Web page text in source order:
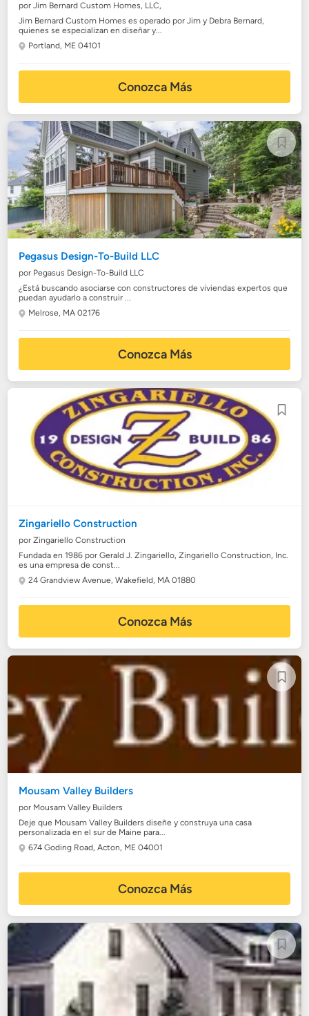
por Jim Bernard Custom Homes, LLC,
Jim Bernard Custom Homes es operado por Jim y Debra Bernard,
quienes se especializan en diseñar y...
Portland, ME 04101
Conozca Más
Pegasus Design-To-Build LLC
por Pegasus Design-To-Build LLC
¿Está buscando asociarse con constructores de viviendas expertos que
puedan ayudarlo a construir ...
Melrose, MA 02176
Conozca Más
Zingariello Construction
por Zingariello Construction
Fundada en 1986 por Gerald J. Zingariello, Zingariello Construction, Inc.
es una empresa de const...
24 Grandview Avenue,Wakefield, MA 01880
Conozca Más
Mousam Valley Builders
por Mousam Valley Builders
Deje que Mousam Valley Builders diseñe y construya una casa
personalizada en el sur de Maine para...
674 Goding Road,Acton, ME 04001
Conozca Más